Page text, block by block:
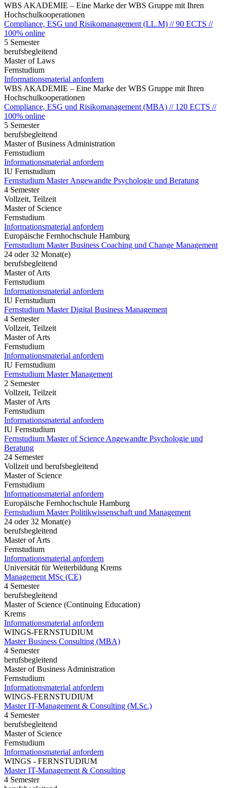
WBS AKADEMIE – Eine Marke der WBS Gruppe mit Ihren
Hochschulkooperationen
Compliance, ESG und Risikomanagement (LL.M) // 90 ECTS //
100% online
5 Semester
berufsbegleitend
Master of Laws
Fernstudium
Informationsmaterial anfordern
WBS AKADEMIE – Eine Marke der WBS Gruppe mit Ihren
Hochschulkooperationen
Compliance, ESG und Risikomanagement (MBA) // 120 ECTS //
100% online
5 Semester
berufsbegleitend
Master of Business Administration
Fernstudium
Informationsmaterial anfordern
IU Fernstudium
Fernstudium Master Angewandte Psychologie und Beratung
4 Semester
Vollzeit, Teilzeit
Master of Science
Fernstudium
Informationsmaterial anfordern
Europäische Fernhochschule Hamburg
Fernstudium Master Business Coaching und Change Management
24 oder 32 Monat(e)
berufsbegleitend
Master of Arts
Fernstudium
Informationsmaterial anfordern
IU Fernstudium
Fernstudium Master Digital Business Management
4 Semester
Vollzeit, Teilzeit
Master of Arts
Fernstudium
Informationsmaterial anfordern
IU Fernstudium
Fernstudium Master Management
2 Semester
Vollzeit, Teilzeit
Master of Arts
Fernstudium
Informationsmaterial anfordern
IU Fernstudium
Fernstudium Master of Science Angewandte Psychologie und
Beratung
24 Semester
Vollzeit und berufsbegleitend
Master of Science
Fernstudium
Informationsmaterial anfordern
Europäische Fernhochschule Hamburg
Fernstudium Master Politikwissenschaft und Management
24 oder 32 Monat(e)
berufsbegleitend
Master of Arts
Fernstudium
Informationsmaterial anfordern
Universität für Weiterbildung Krems
Management MSc (CE)
4 Semester
berufsbegleitend
Master of Science (Continuing Education)
Krems
Informationsmaterial anfordern
WINGS-FERNSTUDIUM
Master Business Consulting (MBA)
4 Semester
berufsbegleitend
Master of Business Administration
Fernstudium
Informationsmaterial anfordern
WINGS-FERNSTUDIUM
Master IT-Management & Consulting (M.Sc.)
4 Semester
berufsbegleitend
Master of Science
Fernstudium
Informationsmaterial anfordern
WINGS - FERNSTUDIUM
Master IT-Management & Consulting
4 Semester